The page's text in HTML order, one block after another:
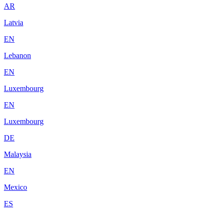
AR
Latvia
EN
Lebanon
EN
Luxembourg
EN
Luxembourg
DE
Malaysia
EN
Mexico
ES